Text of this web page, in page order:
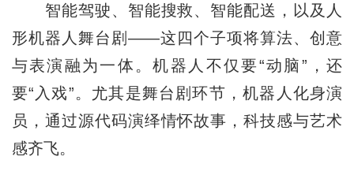
智能驾驶、智能搜救、智能配送，以及人
形机器人舞台剧——这四个子项将算法、创意
与表演融为一体。机器人不仅要“动脑”，还
要“入戏”。尤其是舞台剧环节，机器人化身演
员，通过源代码演绎情怀故事，科技感与艺术
感齐飞。